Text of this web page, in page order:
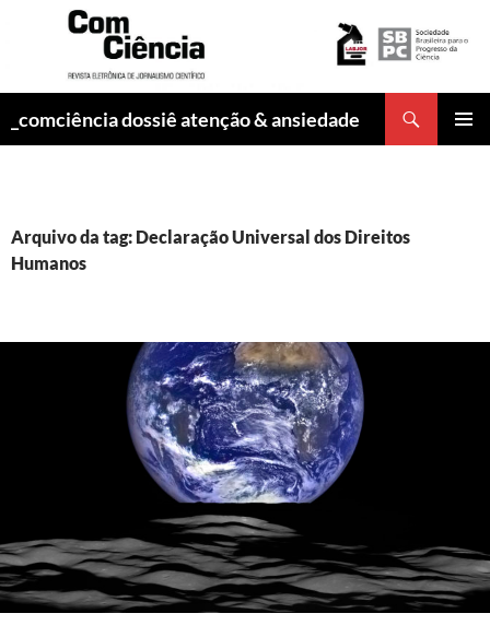
_comciência dossiê atenção & ansiedade
Arquivo da tag: Declaração Universal dos Direitos
Humanos